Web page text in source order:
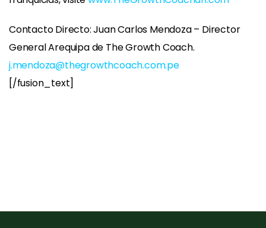
Contacto Directo: Juan Carlos Mendoza – Director
General Arequipa de The Growth Coach.
j.mendoza@thegrowthcoach.com.pe
[/fusion_text]